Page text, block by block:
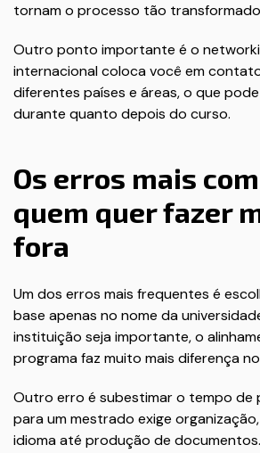
tornam o processo tão
Outro ponto importante é o
internacional coloca você em
diferentes países e áreas, o que
durante quanto depois do curso.
Os erros mais
quem quer fazer
fora
Um dos erros mais frequentes é
base apenas no nome da
instituição seja importante, o
programa faz muito mais diferença
Outro erro é subestimar o tempo de
para um mestrado exige
idioma até produção de